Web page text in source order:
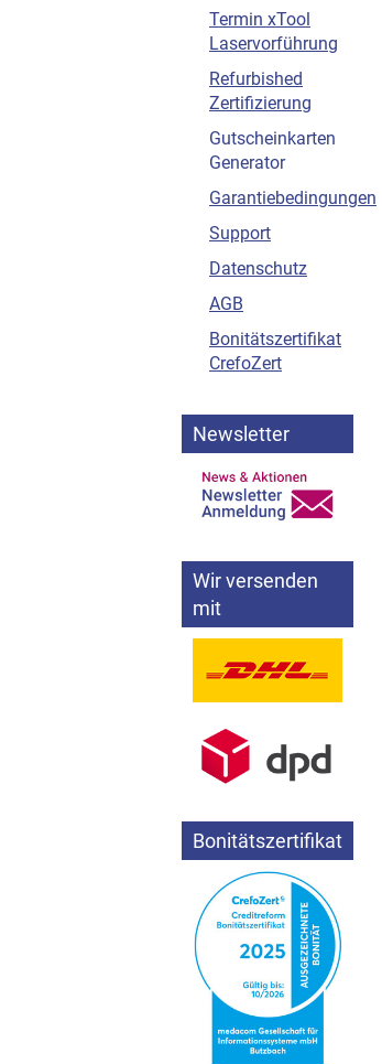
Termin xTool
Laservorführung
Refurbished
Zertifizierung
Gutscheinkarten
Generator
Garantiebedingungen
Support
Datenschutz
AGB
Bonitätszertifikat
CrefoZert
Newsletter
Wir versenden
mit
Bonitätszertifikat